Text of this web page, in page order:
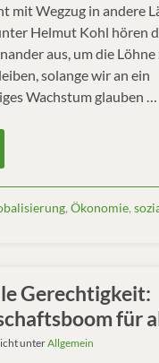
mit Wegzug in andere
Helmut Kohl hören
aus, um die
solange wir an ein
Wachstum glauben …
, Ökonomie,
Gerechtigkeit:
für
unterAllgemein